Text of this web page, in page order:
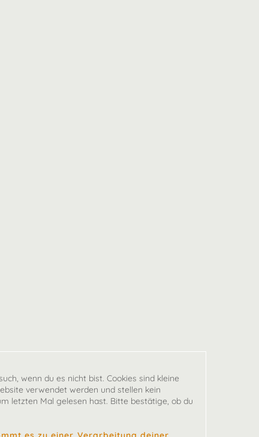
wenn du es nicht bist. Cookies sind kleine
verwendet werden und stellen kein
letzten Mal gelesen hast. Bitte bestätige, ob du